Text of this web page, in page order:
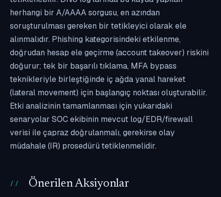
herhangi bir A/AAAA sorgusu, en azından
soruşturulması gereken bir tetikleyici olarak ele
alınmalıdır. Phishing kategorisindeki etkilenme,
doğrudan hesap ele geçirme (account takeover) riskini
doğurur; tek bir başarılı tıklama, MFA bypass
teknikleriyle birleştiğinde iç ağda yanal hareket
(lateral movement) için başlangıç noktası oluşturabilir.
Etki analizinin tamamlanması için yukarıdaki
senaryolar SOC ekibinin mevcut log/EDR/firewall
verisi ile çapraz doğrulanmalı, gerekirse olay
müdahale (IR) prosedürü tetiklenmelidir.
Önerilen Aksiyonlar